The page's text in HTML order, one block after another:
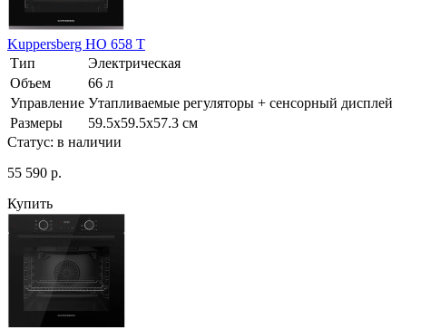
Kuppersberg HO 658 T
Тип
Электрическая
Объем
66 л
Управление Утапливаемые регуляторы + сенсорный дисплей
Размеры
59.5х59.5х57.3 см
Статус: в наличии
55 590 р.
Купить